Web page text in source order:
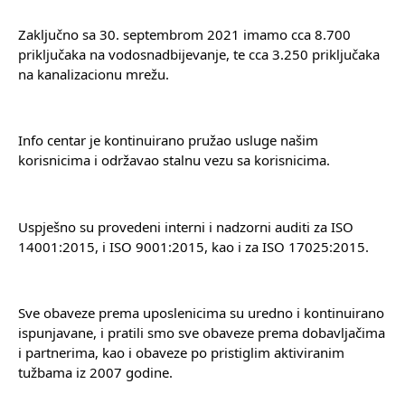
Zaključno sa 30. septembrom 2021 imamo cca 8.700
priključaka na vodosnadbijevanje, te cca 3.250 priključaka
na kanalizacionu mrežu.
Info centar je kontinuirano pružao usluge našim
korisnicima i održavao stalnu vezu sa korisnicima.
Uspješno su provedeni interni i nadzorni auditi za ISO
14001:2015, i ISO 9001:2015, kao i za ISO 17025:2015.
Sve obaveze prema uposlenicima su uredno i kontinuirano
ispunjavane, i pratili smo sve obaveze prema dobavljačima
i partnerima, kao i obaveze po pristiglim aktiviranim
tužbama iz 2007 godine.